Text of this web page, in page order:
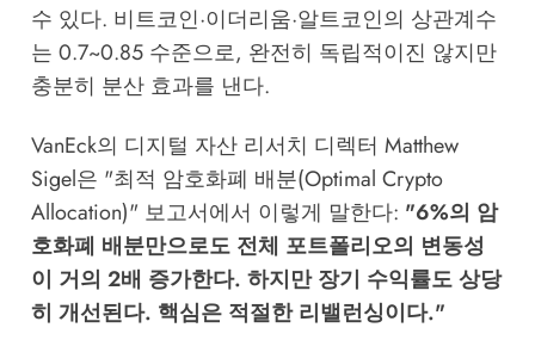
수 있다. 비트코인·이더리움·알트코인의 상관계수
는 0.7~0.85 수준으로, 완전히 독립적이진 않지만
충분히 분산 효과를 낸다.
VanEck의 디지털 자산 리서치 디렉터 Matthew
Sigel은 "최적 암호화폐 배분(Optimal Crypto
Allocation)" 보고서에서 이렇게 말한다: "6%의 암
호화폐 배분만으로도 전체 포트폴리오의 변동성
이 거의 2배 증가한다. 하지만 장기 수익률도 상당
히 개선된다. 핵심은 적절한 리밸런싱이다."